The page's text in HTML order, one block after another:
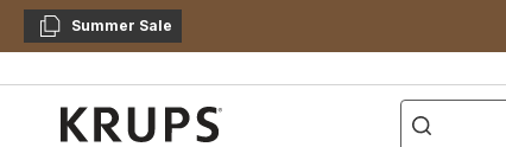
KopierenSummer Sale